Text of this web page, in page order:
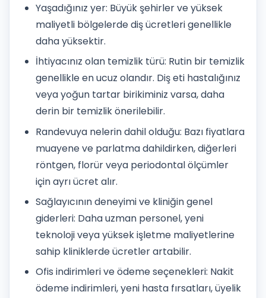
Yaşadığınız yer: Büyük şehirler ve yüksek
maliyetli bölgelerde diş ücretleri genellikle
daha yüksektir.
İhtiyacınız olan temizlik türü: Rutin bir temizlik
genellikle en ucuz olandır. Diş eti hastalığınız
veya yoğun tartar birikiminiz varsa, daha
derin bir temizlik önerilebilir.
Randevuya nelerin dahil olduğu: Bazı fiyatlara
muayene ve parlatma dahildirken, diğerleri
röntgen, florür veya periodontal ölçümler
için ayrı ücret alır.
Sağlayıcının deneyimi ve kliniğin genel
giderleri: Daha uzman personel, yeni
teknoloji veya yüksek işletme maliyetlerine
sahip kliniklerde ücretler artabilir.
Ofis indirimleri ve ödeme seçenekleri: Nakit
ödeme indirimleri, yeni hasta fırsatları, üyelik